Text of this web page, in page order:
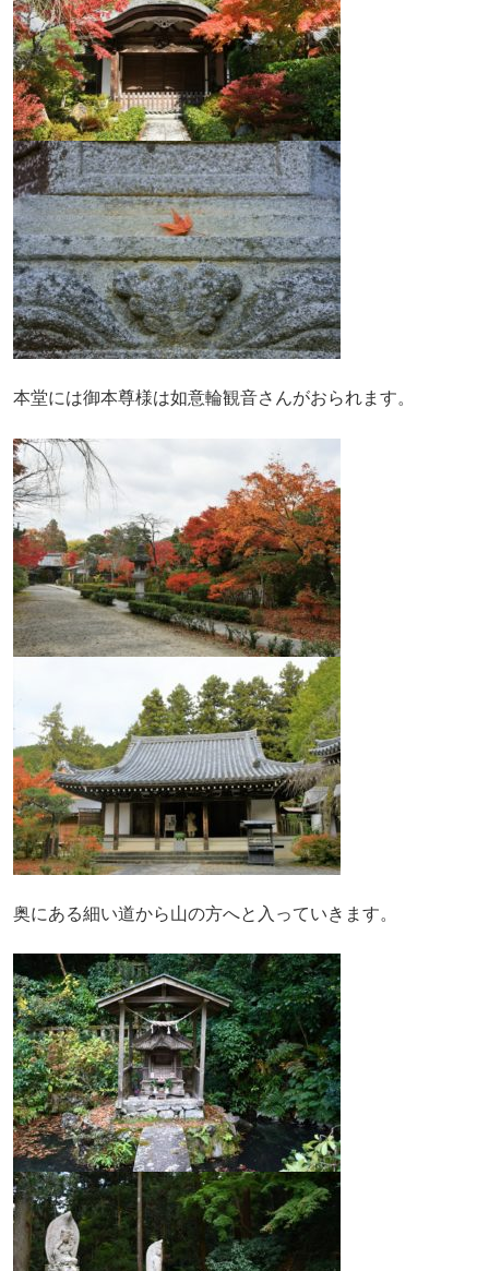
本堂には御本尊様は如意輪観音さんがおられます。
奥にある細い道から山の方へと入っていきます。